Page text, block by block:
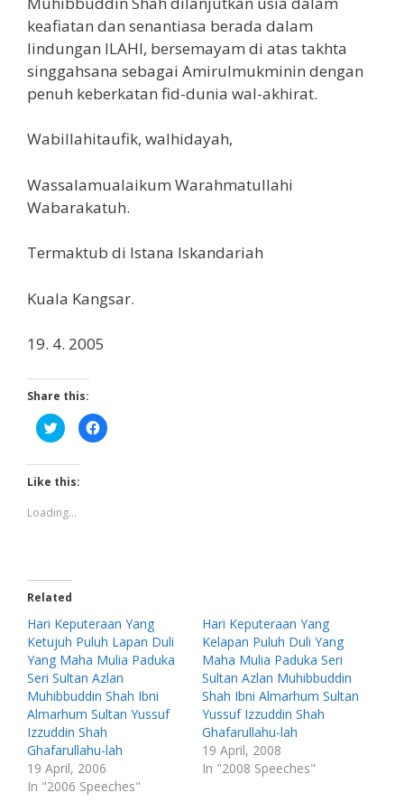
keafiatan dan senantiasa berada dalam
lindungan ILAHI, bersemayam di atas takhta
singgahsana sebagai Amirulmukminin dengan
penuh keberkatan fid-dunia wal-akhirat.
Wabillahitaufik, walhidayah,
Wassalamualaikum Warahmatullahi
Wabarakatuh.
Termaktub di Istana Iskandariah
Kuala Kangsar.
19. 4. 2005
Share this:
C
l
k
t
o
h
a
T
i
t
e
r
(
O
p
e
n
s
i
n
n
e
w
w
i
n
C
l
b
o
o
k
(
O
p
e
n
s
i
n
n
e
w
w
i
Like this:
Loading...
Related
Hari Keputeraan Yang
Ketujuh Puluh Lapan Duli
Yang Maha Mulia Paduka
Seri Sultan Azlan
Muhibbuddin Shah Ibni
Almarhum Sultan Yussuf
Izzuddin Shah
Ghafarullahu-lah
19 April, 2006
In "2006 Speeches"
Hari Keputeraan Yang
Kelapan Puluh Duli Yang
Maha Mulia Paduka Seri
Sultan Azlan Muhibbuddin
Shah Ibni Almarhum Sultan
Yussuf Izzuddin Shah
Ghafarullahu-lah
19 April, 2008
In "2008 Speeches"